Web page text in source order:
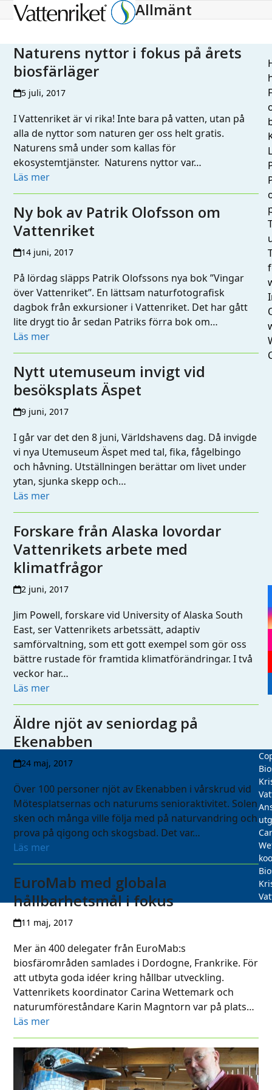
Open
menu
Close
menu
Allmänt
Naturens nyttor i fokus på årets
biosfärläger
5 juli, 2017
I Vattenriket är vi rika! Inte bara på vatten, utan på
alla de nyttor som naturen ger oss helt gratis.
Naturens små under som kallas för
ekosystemtjänster. Naturens nyttor var…
Läs mer
Ny bok av Patrik Olofsson om
Vattenriket
14 juni, 2017
På lördag släpps Patrik Olofssons nya bok ”Vingar
över Vattenriket”. En lättsam naturfotografisk
dagbok från exkursioner i Vattenriket. Det har gått
lite drygt tio år sedan Patriks förra bok om…
Läs mer
Nytt utemuseum invigt vid
besöksplats Äspet
9 juni, 2017
I går var det den 8 juni, Världshavens dag. Då invigde
vi nya Utemuseum Äspet med tal, fika, fågelbingo
och håvning. Utställningen berättar om livet under
ytan, sjunka skepp och…
Läs mer
Forskare från Alaska lovordar
Vattenrikets arbete med
klimatfrågor
2 juni, 2017
Jim Powell, forskare vid University of Alaska South
East, ser Vattenrikets arbetssätt, adaptiv
samförvaltning, som ett gott exempel som gör oss
bättre rustade för framtida klimatförändringar. I två
veckor har…
Läs mer
Äldre njöt av seniordag på
Ekenabben
24 maj, 2017
Över 100 personer njöt av Ekenabben i vårskrud vid
Mötesplatsernas och naturums senioraktivitet. Solen
sken och många ville följa med på naturvandring och
prova på qigong och skogsbad. Det var…
Läs mer
EuroMab med globala
hållbarhetsmål i fokus
11 maj, 2017
Mer än 400 delegater från EuroMab:s
biosfärområden samlades i Dordogne, Frankrike. För
att utbyta goda idéer kring hållbar utveckling.
Vattenrikets koordinator Carina Wettemark och
naturumföreståndare Karin Magntorn var på plats…
Läs mer